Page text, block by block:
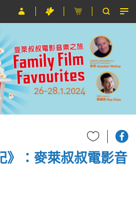
》：麥萊叔叔電影音